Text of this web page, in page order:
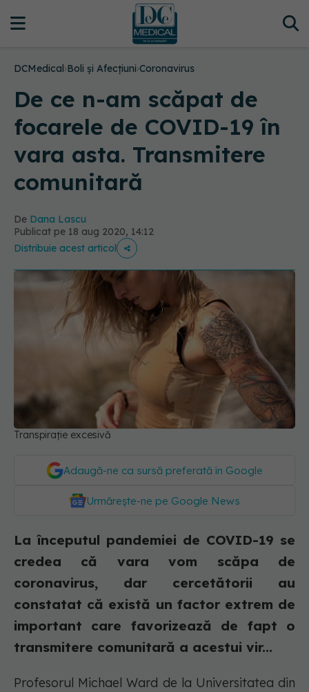
DCMedical›Boli și Afecțiuni›Coronavirus
De ce n-am scăpat de
focarele de COVID-19 în
vara asta. Transmitere
comunitară
De Dana Lascu
Publicat pe 18 aug 2020, 14:12
Distribuie acest articol
Transpirație excesivă
Adaugă-ne ca sursă preferată în Google
Urmărește-ne pe Google News
La începutul pandemiei de COVID-19 se
credea că vara vom scăpa de
coronavirus, dar cercetătorii au
constatat că există un factor extrem de
important care favorizează de fapt o
transmitere comunitară a acestui vir...
Profesorul Michael Ward de la Universitatea din